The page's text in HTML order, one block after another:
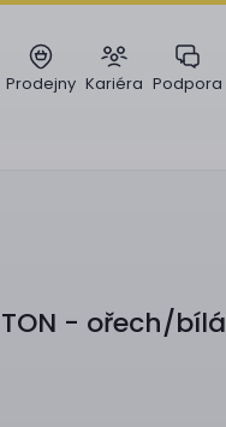
Prodejny Kariéra Podpora
- ořech/bílá